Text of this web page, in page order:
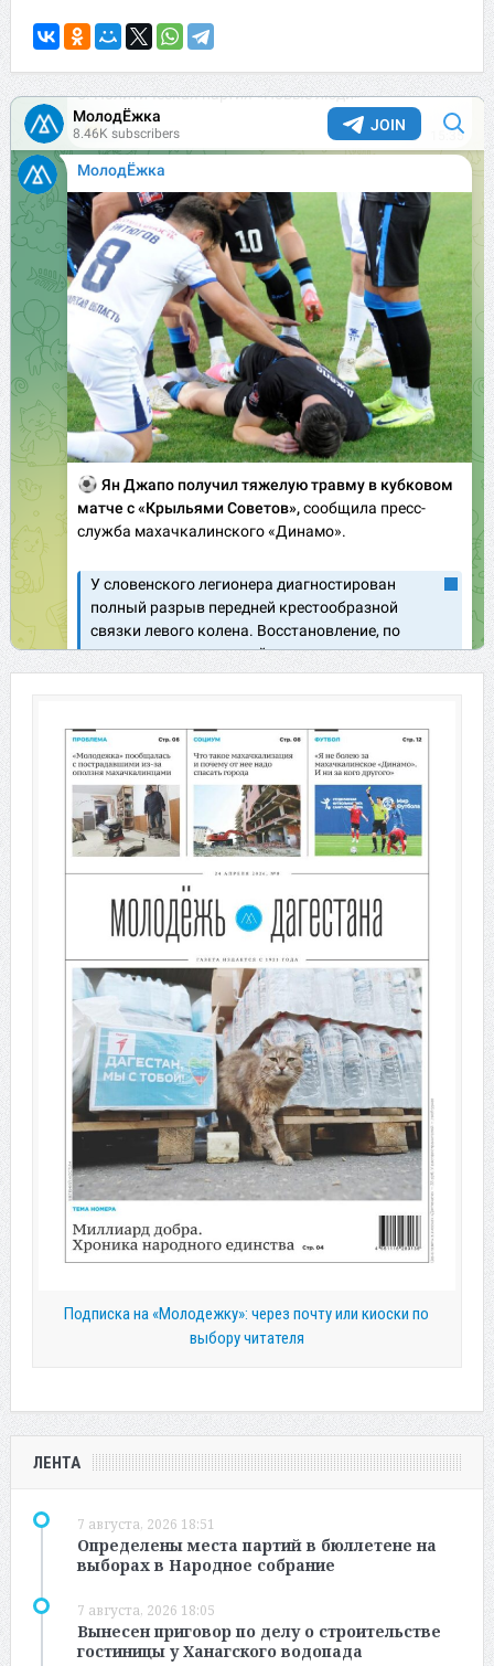
Подписка на «Молодежку»: через почту или киоски по
выбору читателя
ЛЕНТА
7 августа, 2026 18:51
Определены места партий в бюллетене на
выборах в Народное собрание
7 августа, 2026 18:05
Вынесен приговор по делу о строительстве
гостиницы у Ханагского водопада